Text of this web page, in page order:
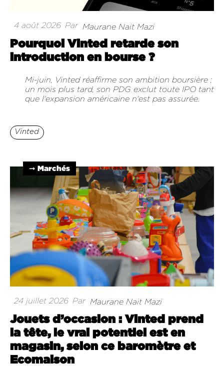
4 août 2026 Par Maurane Nait Mazi
Pourquoi Vinted retarde son
introduction en bourse ?
Mi-juin, Vinted réaffirme son ambition boursière ;
un mois plus tard, son PDG exclut toute IPO tant
que l'expansion américaine n'est pas assurée.
Vinted
➞ Marchés
24 juillet 2026 Par Maurane Nait Mazi
Jouets d’occasion : Vinted prend
la tête, le vrai potentiel est en
magasin, selon ce baromètre et
Ecomaison